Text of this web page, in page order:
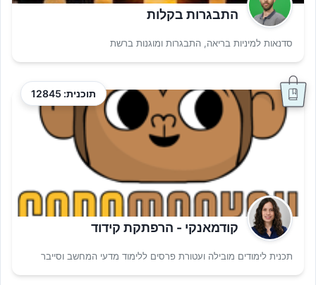
התבגרות בקלות
סדנאות למיניות בריאה, התבגרות ומוגנות ברשת
תוכנית: 12845
קודמאנקי - הרפתקת קידוד
תכנית לימודים מובילה ועטורת פרסים ללימוד מדעי המחשב וסייבר